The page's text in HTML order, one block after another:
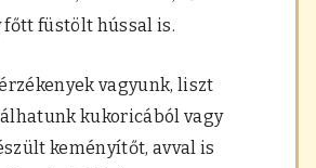
főtt füstölt hússal is.
vagyunk, liszt
kukoricából vagy
keményítőt, avval is